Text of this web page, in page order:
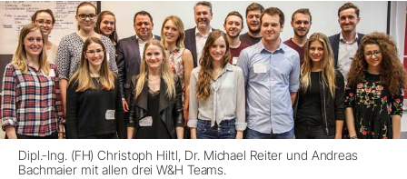
Dipl.-Ing. (FH) Christoph Hiltl, Dr. Michael Reiter und Andreas
Bachmaier mit allen drei W&H Teams.